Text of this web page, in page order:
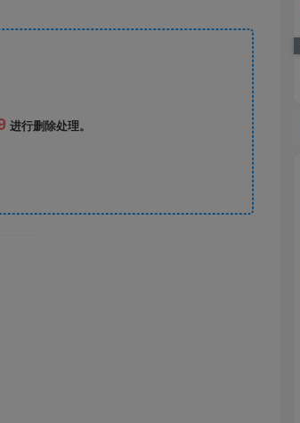
进行删除处理。